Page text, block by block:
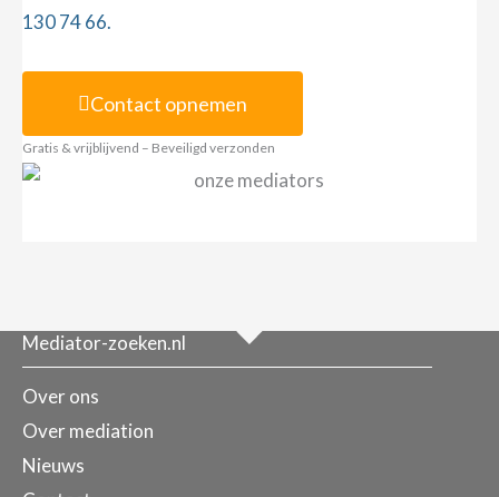
130 74 66.
Contact opnemen
Gratis & vrijblijvend – Beveiligd verzonden
Mediator-zoeken.nl
Over ons
Over mediation
Nieuws